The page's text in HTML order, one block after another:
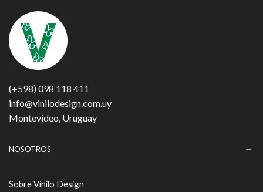
(+598) 098 118 411
info@vinilodesign.com.uy
Montevideo, Uruguay
NOSOTROS
Sobre Vinilo Design